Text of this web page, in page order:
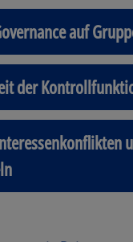
auf
der